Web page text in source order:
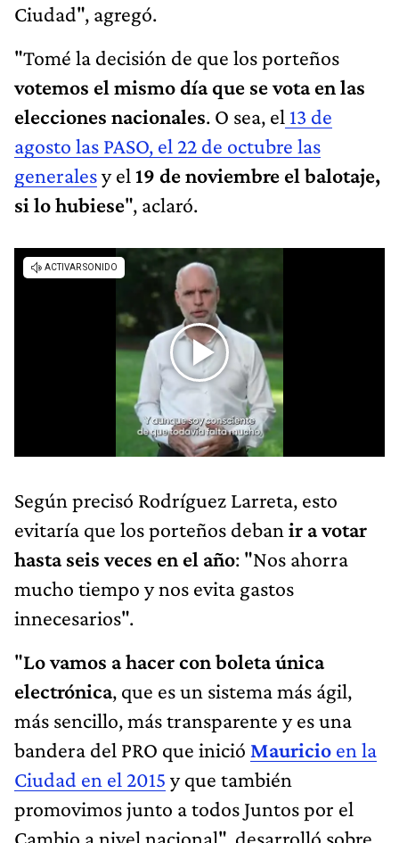
Ciudad", agregó.
"Tomé la decisión de que los porteños
votemos el mismo día que se vota en las
elecciones nacionales. O sea, el 13 de
agosto las PASO, el 22 de octubre las
generalesy el 19 de noviembre el balotaje,
si lo hubiese", aclaró.
Según precisó Rodríguez Larreta, esto
evitaría que los porteños deban ir a votar
hasta seis veces en el año: "Nos ahorra
mucho tiempo y nos evita gastos
innecesarios".
"Lo vamos a hacer con boleta única
electrónica, que es un sistema más ágil,
más sencillo, más transparente y es una
bandera del PRO que inició Mauricio en la
Ciudad en el 2015 y que también
promovimos junto a todos Juntos por el
Cambio a nivel nacional", desarrolló sobre